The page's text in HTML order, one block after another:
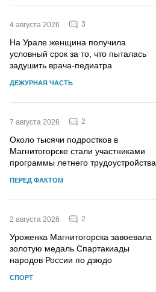
4 августа 2026 3
На Урале женщина получила
условный срок за то, что пыталась
задушить врача-педиатра
ДЕЖУРНАЯ ЧАСТЬ
7 августа 2026 2
Около тысячи подростков в
Магнитогорске стали участниками
программы летнего трудоустройства
ПЕРЕД ФАКТОМ
2 августа 2026 2
Уроженка Магнитогорска завоевала
золотую медаль Спартакиады
народов России по дзюдо
СПОРТ